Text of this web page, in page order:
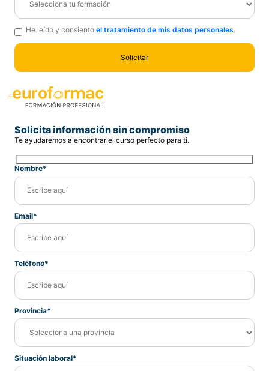
He leído y consiento el tratamiento de mis datos personales.
Solicita información sin compromiso
Te ayudaremos a encontrar el curso perfecto para ti.
Nombre*
Email*
Teléfono*
Provincia*
Situación laboral*